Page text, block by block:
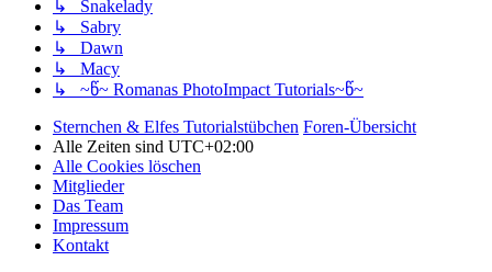
↳ Snakelady
↳ Sabry
↳ Dawn
↳ Macy
↳ ~წ~ Romanas PhotoImpact Tutorials~წ~
Sternchen & Elfes Tutorialstübchen Foren-Übersicht
Alle Zeiten sind UTC+02:00
Alle Cookies löschen
Mitglieder
Das Team
Impressum
Kontakt